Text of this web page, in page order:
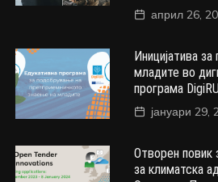
април 26,
Иницијатива
младите во
програма
јануари 29,
Отворен повик
за климатска